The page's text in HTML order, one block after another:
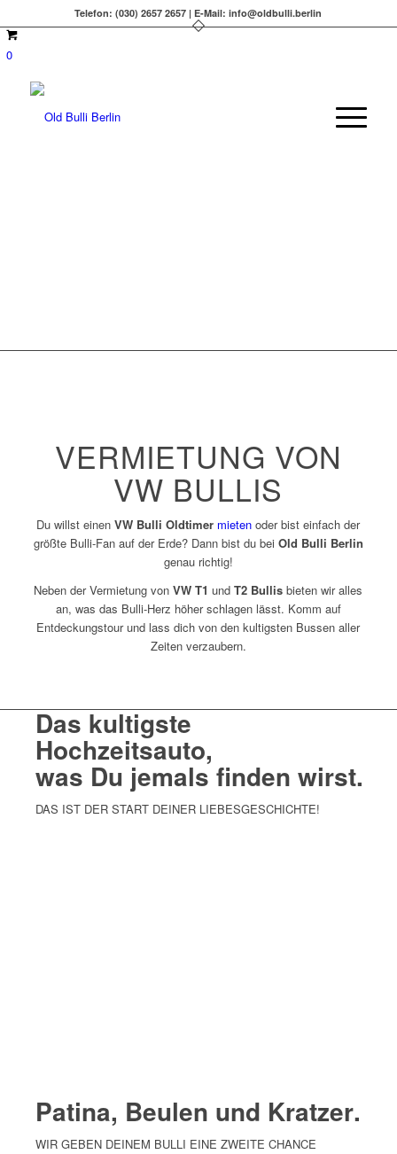
Telefon: (030) 2657 2657 | E-Mail: info@oldbulli.berlin
0
VERMIETUNG VON
VW BULLIS
Du willst einen VW Bulli Oldtimer mieten oder bist einfach der
größte Bulli-Fan auf der Erde? Dann bist du bei Old Bulli Berlin
genau richtig!
Neben der Vermietung vonVW T1 und T2 Bullis bieten wir alles
an, was das Bulli-Herz höher schlagen lässt. Komm auf
Entdeckungstour und lass dich von den kultigsten Bussen aller
Zeiten verzaubern.
Das kultigste
Hochzeitsauto,
was Du jemals finden wirst.
DAS IST DER START DEINER LIEBESGESCHICHTE!
Patina, Beulen und Kratzer.
WIR GEBEN DEINEM BULLI EINE ZWEITE CHANCE